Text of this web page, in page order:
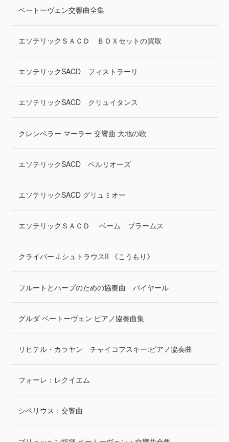
ベートーヴェン交響曲全集
エソテリックＳＡＣＤ ＢＯＸセットの買取
エソテリックSACD フィストラーリ
エソテリックSACD クリュイタンス
クレンペラー マーラー 交響曲 大地の歌
エソテリックSACD ベルリオーズ
エソテリックSACD グリュミオー
エソテリックＳＡＣＤ ベーム ブラームス
クライバー J.シュトラウスII 《こうもり》
フルートとハープのための協奏曲 パイヤール
グルダ ベートーヴェン ピアノ協奏曲集
リヒテル・カラヤン チャイコフスキー:ピアノ協奏曲
フォーレ：レクイエム
シベリウス：交響曲